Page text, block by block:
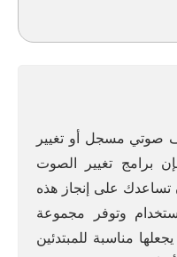
صوتي مسجل أو تغيير
برامج تغيير الصوت
تساعدك على إنجاز هذه
وتوفر مجموعة
مناسبة للمبتدئين